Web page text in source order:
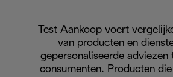
Test Aankoop voert
van producten en
gepersonaliseerde adviezen
consumenten. Producten